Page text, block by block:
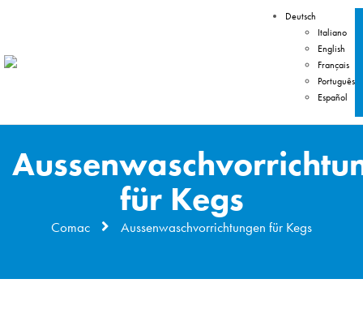
Deutsch
Italiano
English
Français
Português
Español
für Kegs
Comac Aussenwaschvorrichtungen für Kegs